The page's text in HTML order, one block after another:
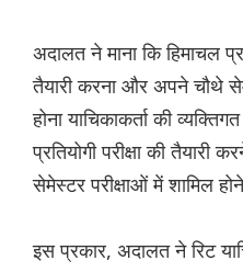
अदालत ने माना कि हिमाचल
तैयारी करना और अपने चौथे
होना याचिकाकर्ता की
प्रतियोगी परीक्षा की तैयारी
सेमेस्टर परीक्षाओं में शामिल
इस प्रकार, अदालत ने रिट